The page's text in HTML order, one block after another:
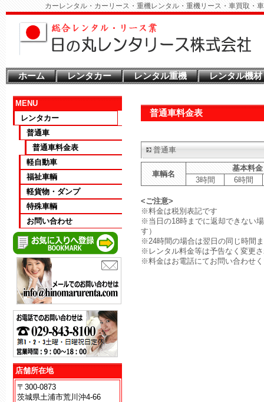
カーレンタル・カーリース・重機レンタル・重機リース・車買取・
ホーム レンタカー レンタル重機 レンタル機材
MENU
レンタカー
普通車
普通車料金表
軽自動車
福祉車輌
軽貨物・ダンプ
特殊車輌
お問い合わせ
店舗所在地
〒300-0873
茨城県土浦市荒川沖4-66
普通車料金表
普通車
車輌名
基本料金
3時間
6時間
<ご注意>
※料金は税別表記です
※当日の18時までに返却できない
す）
※24時間の場合は翌日の同じ時間
※レンタル料金等は予告なく変更
※料金はお電話にてお問い合わせ